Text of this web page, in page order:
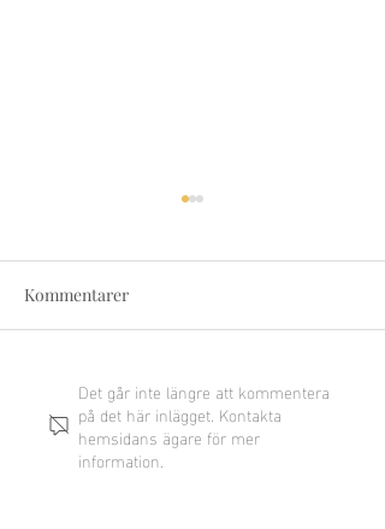
Anpassa ditt CV för olika
jobb i Sverige - En
komplett guide 2026
Kommentarer
Det går inte längre att kommentera
på det här inlägget. Kontakta
hemsidans ägare för mer
information.